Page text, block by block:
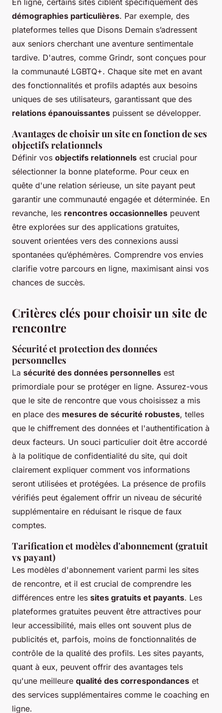
En ligne, certains sites ciblent spécifiquement des
démographies particulières. Par exemple, des
plateformes telles que Disons Demain s’adressent
aux seniors cherchant une aventure sentimentale
tardive. D'autres, comme Grindr, sont conçues pour
la communauté LGBTQ+. Chaque site met en avant
des fonctionnalités et profils adaptés aux besoins
uniques de ses utilisateurs, garantissant que des
relations épanouissantes puissent se développer.
Avantages de choisir un site en fonction de ses
objectifs relationnels
Définir vos objectifs relationnels est crucial pour
sélectionner la bonne plateforme. Pour ceux en
quête d'une relation sérieuse, un site payant peut
garantir une communauté engagée et déterminée. En
revanche, les rencontres occasionnelles peuvent
être explorées sur des applications gratuites,
souvent orientées vers des connexions aussi
spontanées qu’éphémères. Comprendre vos envies
clarifie votre parcours en ligne, maximisant ainsi vos
chances de succès.
Critères clés pour choisir un site de
rencontre
Sécurité et protection des données
personnelles
La sécurité des données personnelles est
primordiale pour se protéger en ligne. Assurez-vous
que le site de rencontre que vous choisissez a mis
en place des mesures de sécurité robustes, telles
que le chiffrement des données et l'authentification à
deux facteurs. Un souci particulier doit être accordé
à la politique de confidentialité du site, qui doit
clairement expliquer comment vos informations
seront utilisées et protégées. La présence de profils
vérifiés peut également offrir un niveau de sécurité
supplémentaire en réduisant le risque de faux
comptes.
Tarification et modèles d'abonnement (gratuit
vs payant)
Les modèles d'abonnement varient parmi les sites
de rencontre, et il est crucial de comprendre les
différences entre les sites gratuits et payants. Les
plateformes gratuites peuvent être attractives pour
leur accessibilité, mais elles ont souvent plus de
publicités et, parfois, moins de fonctionnalités de
contrôle de la qualité des profils. Les sites payants,
quant à eux, peuvent offrir des avantages tels
qu'une meilleure qualité des correspondances et
des services supplémentaires comme le coaching en
ligne.